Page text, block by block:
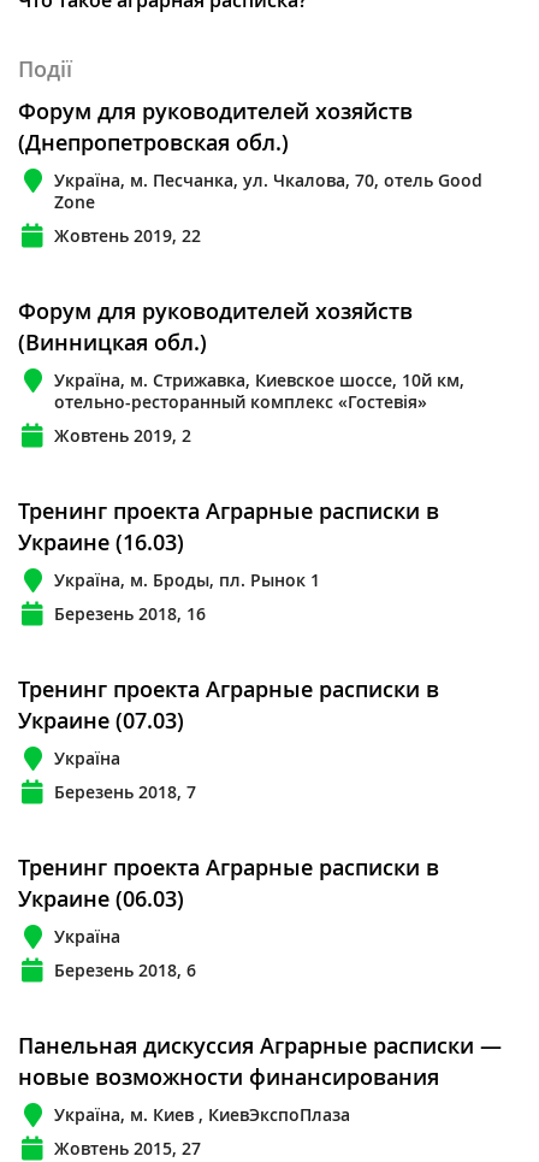
Події
Форум для руководителей хозяйств
(Днепропетровская обл.)
Україна, м. Песчанка, ул. Чкалова, 70, отель Good
Zone
Жовтень 2019, 22
Форум для руководителей хозяйств
(Винницкая обл.)
Україна, м. Стрижавка, Киевское шоссе, 10й км,
отельно-ресторанный комплекс «Гостевія»
Жовтень 2019, 2
Тренинг проекта Аграрные расписки в
Украине (16.03)
Україна, м. Броды, пл. Рынок 1
Березень 2018, 16
Тренинг проекта Аграрные расписки в
Украине (07.03)
Україна
Березень 2018, 7
Тренинг проекта Аграрные расписки в
Украине (06.03)
Україна
Березень 2018, 6
Панельная дискуссия Аграрные расписки —
новые возможности финансирования
Україна, м. Киев , КиевЭкспоПлаза
Жовтень 2015, 27